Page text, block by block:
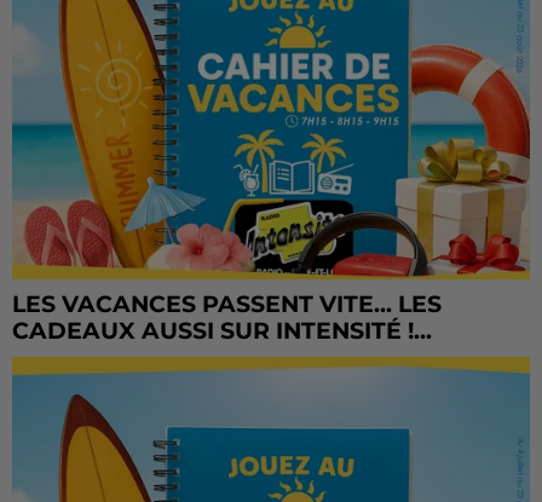
LES VACANCES PASSENT VITE... LES
CADEAUX AUSSI SUR INTENSITÉ !...